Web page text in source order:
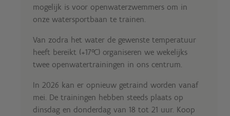
mogelijk is voor openwaterzwemmers om in
onze watersportbaan te trainen.
Van zodra het water de gewenste temperatuur
heeft bereikt (+17°C) organiseren we wekelijks
twee openwatertrainingen in ons centrum.
In 2026 kan er opnieuw getraind worden vanaf
mei. De trainingen hebben steeds plaats op
dinsdag en donderdag van 18 tot 21 uur. Koop